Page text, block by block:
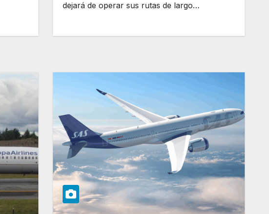
dejará de operar sus rutas de largo…